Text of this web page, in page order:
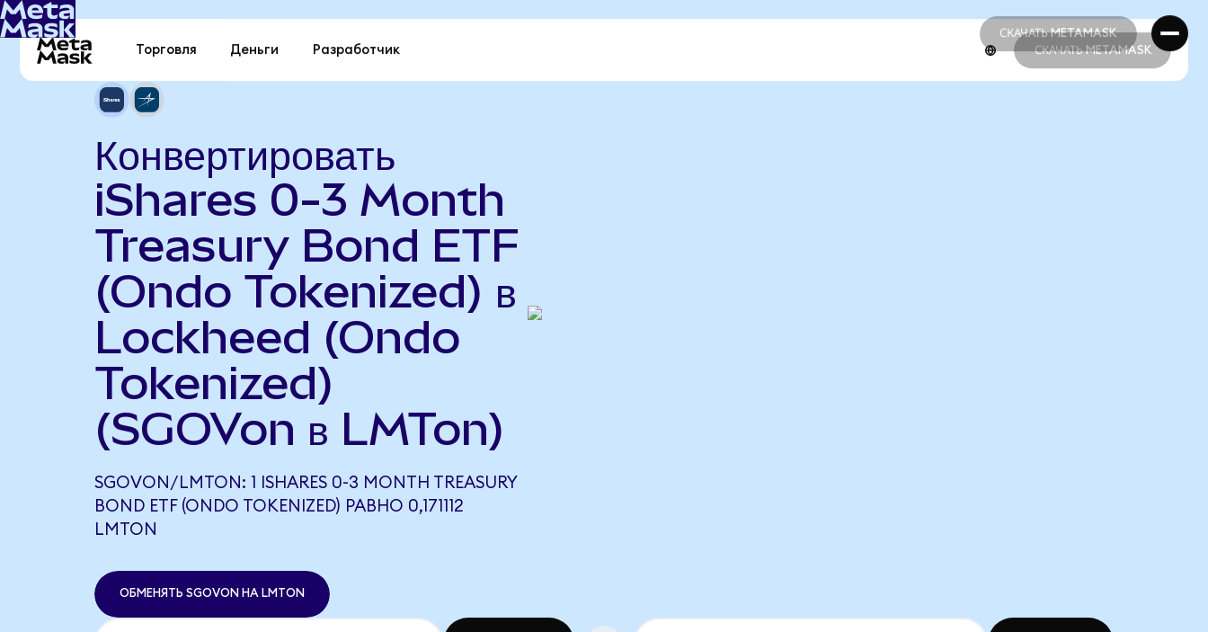
СКАЧАТЬ METAMASK
СКАЧАТЬ METAMASK
Торговля Деньги Разработчик СКАЧАТЬ METAMASK
Конвертировать
iShares 0-3 Month
Treasury Bond ETF
(Ondo Tokenized) в
Lockheed (Ondo
Tokenized)
(SGOVon в LMTon)
SGOVON/LMTON: 1 ISHARES 0-3 MONTH TREASURY
BOND ETF (ONDO TOKENIZED) РАВНО 0,171112
LMTON
ОБМЕНЯТЬ SGOVON НА LMTON